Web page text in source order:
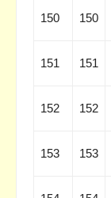
150 150
151 151
152 152
153 153